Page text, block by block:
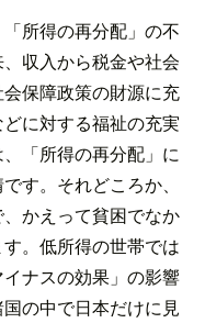
所得の再分配」の不
収入から税金や社会
保障政策の財源に充
に対する福祉の充実
「所得の再分配」に
す。それどころか、
かえって貧困でなか
。低所得の世帯では
ナスの効果」の影響
の中で日本だけに見